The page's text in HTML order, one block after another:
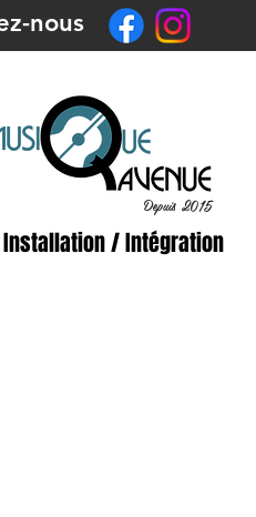
nous
Depuis 2015
Installation / Intégration